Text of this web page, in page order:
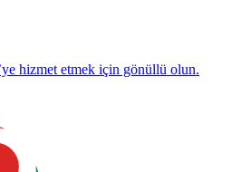
hizmet etmek için gönüllü olun.